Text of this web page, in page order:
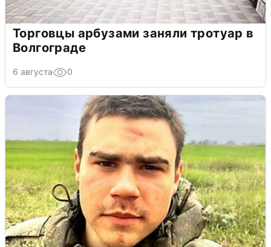
Торговцы арбузами заняли тротуар в
Волгограде
6 августа 0